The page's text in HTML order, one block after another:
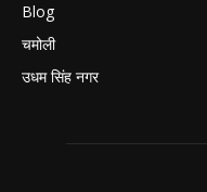
Blog
चमोली
उधम सिंह नगर